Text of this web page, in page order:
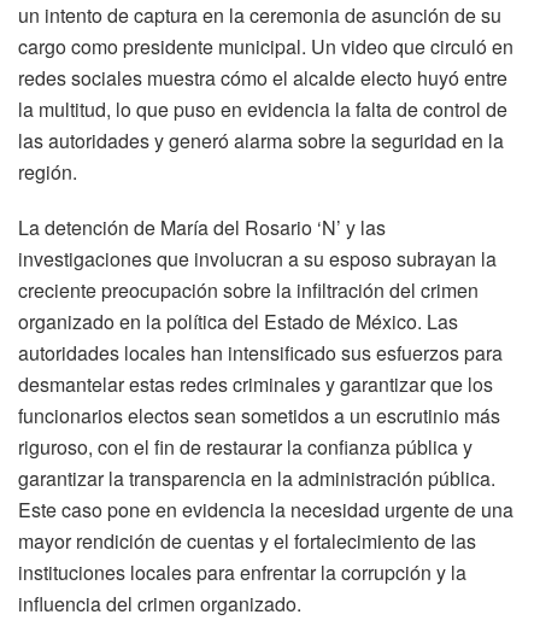
un intento de captura en la ceremonia de asunción de su
cargo como presidente municipal. Un video que circuló en
redes sociales muestra cómo el alcalde electo huyó entre
la multitud, lo que puso en evidencia la falta de control de
las autoridades y generó alarma sobre la seguridad en la
región.
La detención de María del Rosario ‘N’ y las
investigaciones que involucran a su esposo subrayan la
creciente preocupación sobre la infiltración del crimen
organizado en la política del Estado de México. Las
autoridades locales han intensificado sus esfuerzos para
desmantelar estas redes criminales y garantizar que los
funcionarios electos sean sometidos a un escrutinio más
riguroso, con el fin de restaurar la confianza pública y
garantizar la transparencia en la administración pública.
Este caso pone en evidencia la necesidad urgente de una
mayor rendición de cuentas y el fortalecimiento de las
instituciones locales para enfrentar la corrupción y la
influencia del crimen organizado.